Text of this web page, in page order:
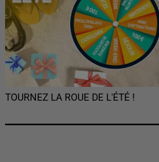
TOURNEZ LA ROUE DE L'ÉTÉ !